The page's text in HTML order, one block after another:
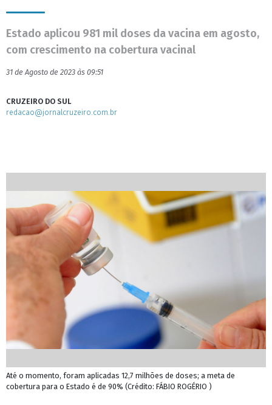
Estado aplicou 981 mil doses da vacina em agosto,
com crescimento na cobertura vacinal
31 de Agosto de 2023 às 09:51
CRUZEIRO DO SUL
redacao@jornalcruzeiro.com.br
Até o momento, foram aplicadas 12,7 milhões de doses; a meta de
cobertura para o Estado é de 90% (Crédito: FÁBIO ROGÉRIO )